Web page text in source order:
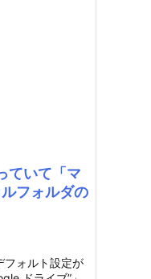
ていて「マ
フォルダの
フォルト設定が